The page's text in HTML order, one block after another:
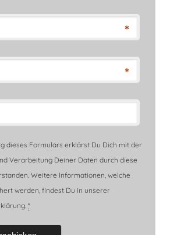
*
*
dieses Formulars erklärst Du Dich mit der
Verarbeitung Deiner Daten durch diese
Weitere Informationen, welche
werden, findest Du in unserer
*